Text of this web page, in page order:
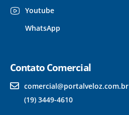
Youtube
WhatsApp
Contato Comercial
comercial@portalveloz.com.br
(19) 3449-4610